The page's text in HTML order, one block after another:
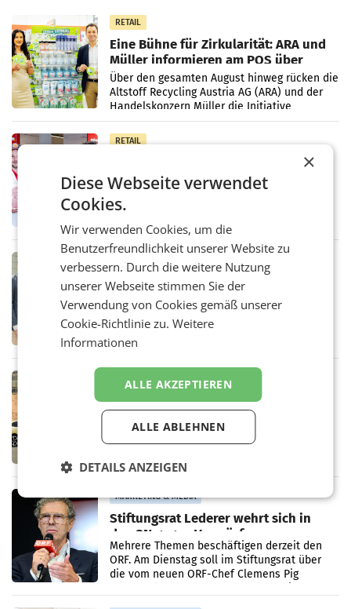
RETAIL
Eine Bühne für Zirkularität: ARA und
Müller informieren am POS über
Kreislauffähigkeit
Über den gesamten August hinweg rücken die
Altstoff Recycling Austria AG (ARA) und der
Handelskonzern Müller die Initiative
„Kreislauf-Helden“ in allen österreichischen
Müller-Filialen
RETAIL
Penny modernisiert zwei Filialen in
Ober- und Niederösterreich
WIENER NEUDORF. – Im Rahmen einer
laufenden Modernisierungsoffensive
Oberösterreich. Die beiden Standorte liegen
in Haag sowie im rund
Alles bereit für den Wechsel: Jürgen
Albrecht setzt ab 1.1.2027 auf Adeg
WIENER NEUDORF. – Die geplante
Zusammenarbeit zwischen Adeg und dem
kartellrechtlich freigegeben: Die
Rekordergebnis im Juli: Leapmotor
verdoppelt Auslieferungen und
überschreitet die 100.000er-Marke
– Im Juli 2026 erreichte Leapmotor einen
wichtigen Meilenstein und lieferte weltweit
101.267 Fahrzeuge aus, womit sich das
Ergebnis gegenüber Juli 2025 mehr als
MARKETING & MEDIA
Stiftungsrat Lederer wehrt sich in
den SN gegen Vorwürfe
Mehrere Themen beschäftigen derzeit den
ORF. Am Dienstag soll im Stiftungsrat über
die vom neuen ORF-Chef Clemens Pig
×
Diese Webseite verwendet
Cookies.
Wir verwenden Cookies, um die
Benutzerfreundlichkeit unserer Website zu
verbessern. Durch die weitere Nutzung
unserer Webseite stimmen Sie der
Verwendung von Cookies gemäß unserer
Cookie-Richtlinie zu.Weitere
Informationen
ALLE AKZEPTIEREN
ALLE ABLEHNEN
DETAILS ANZEIGEN